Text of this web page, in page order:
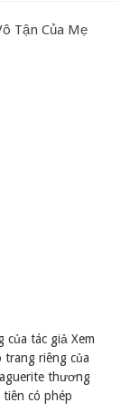
Tận Của Mẹ
của tác giả Xem
trang riêng của
thương
có phép